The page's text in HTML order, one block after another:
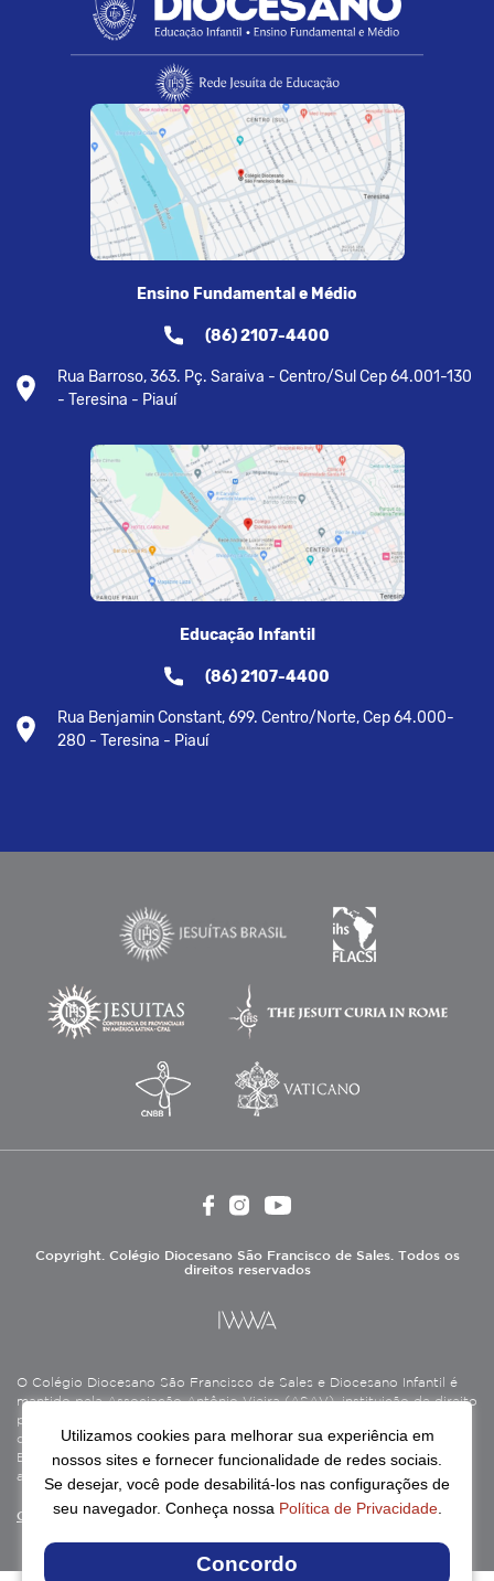
Ensino Fundamental e Médio
(86) 2107-4400
Rua Barroso, 363. Pç. Saraiva - Centro/Sul Cep 64.001-130
- Teresina - Piauí
Educação Infantil
(86) 2107-4400
Rua Benjamin Constant, 699. Centro/Norte, Cep 64.000-
280 - Teresina - Piauí
Copyright. Colégio Diocesano São Francisco de Sales. Todos os
direitos reservados
O Colégio Diocesano São Francisco de Sales e Diocesano Infantil é
mantido pela Associação Antônio Vieira (ASAV), instituição de direito
privado sem fins lucrativos, filantrópica, de natureza educativa,
cultural, assistencial e beneficente, certificada como Entidade
Beneficente de Assistência Social (CEBAS), nas áreas de educação e
assistência social.
Continue lendo
Utilizamos cookies para melhorar sua experiência em
nossos sites e fornecer funcionalidade de redes sociais.
Se desejar, você pode desabilitá-los nas configurações de
seu navegador. Conheça nossa Política de Privacidade.
Concordo